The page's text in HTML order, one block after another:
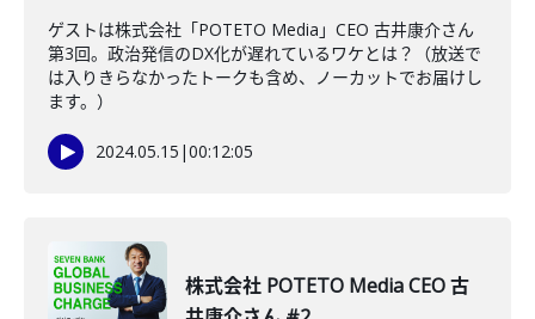
ゲストは株式会社「POTETO Media」CEO 古井康介さん
第3回。政治発信のDX化が遅れているワケとは？（放送で
は入りきらなかったトークも含め、ノーカットでお届けし
ます。）
2024.05.15 |00:12:05
株式会社 POTETO Media CEO 古